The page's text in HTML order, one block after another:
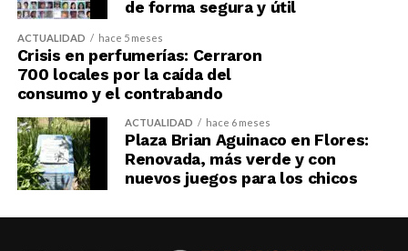
de forma segura y útil
ACTUALIDAD hace 5 meses
Crisis en perfumerías: Cerraron
700 locales por la caída del
consumo y el contrabando
ACTUALIDAD hace 6 meses
Plaza Brian Aguinaco en Flores:
Renovada, más verde y con
nuevos juegos para los chicos